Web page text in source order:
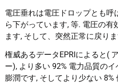
電圧垂れは電圧ドロップとも呼
ら下がっています, 等. 電圧の有
ます, そして、突然正常に戻り
権威あるデータEPRIによると(
ー), より多い 92% 電力品質の
膨潤です, そしてより少ない